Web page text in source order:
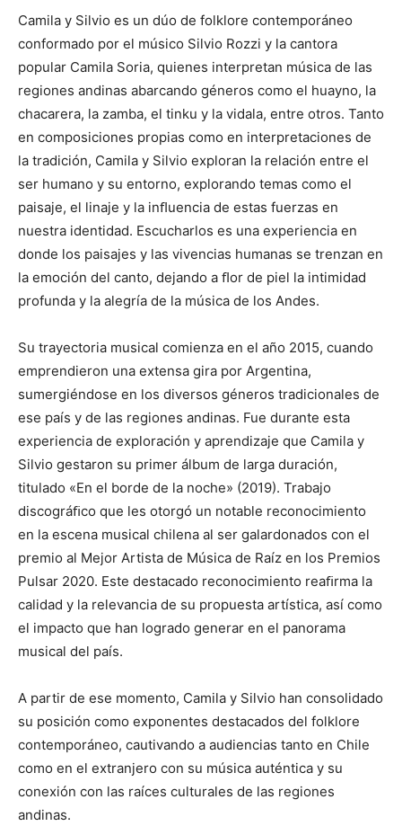
Camila y Silvio es un dúo de folklore contemporáneo
conformado por el músico Silvio Rozzi y la cantora
popular Camila Soria, quienes interpretan música de las
regiones andinas abarcando géneros como el huayno, la
chacarera, la zamba, el tinku y la vidala, entre otros. Tanto
en composiciones propias como en interpretaciones de
la tradición, Camila y Silvio exploran la relación entre el
ser humano y su entorno, explorando temas como el
paisaje, el linaje y la inﬂuencia de estas fuerzas en
nuestra identidad. Escucharlos es una experiencia en
donde los paisajes y las vivencias humanas se trenzan en
la emoción del canto, dejando a ﬂor de piel la intimidad
profunda y la alegría de la música de los Andes.
Su trayectoria musical comienza en el año 2015, cuando
emprendieron una extensa gira por Argentina,
sumergiéndose en los diversos géneros tradicionales de
ese país y de las regiones andinas. Fue durante esta
experiencia de exploración y aprendizaje que Camila y
Silvio gestaron su primer álbum de larga duración,
titulado «En el borde de la noche» (2019). Trabajo
discográﬁco que les otorgó un notable reconocimiento
en la escena musical chilena al ser galardonados con el
premio al Mejor Artista de Música de Raíz en los Premios
Pulsar 2020. Este destacado reconocimiento reaﬁrma la
calidad y la relevancia de su propuesta artística, así como
el impacto que han logrado generar en el panorama
musical del país.
A partir de ese momento, Camila y Silvio han consolidado
su posición como exponentes destacados del folklore
contemporáneo, cautivando a audiencias tanto en Chile
como en el extranjero con su música auténtica y su
conexión con las raíces culturales de las regiones
andinas.